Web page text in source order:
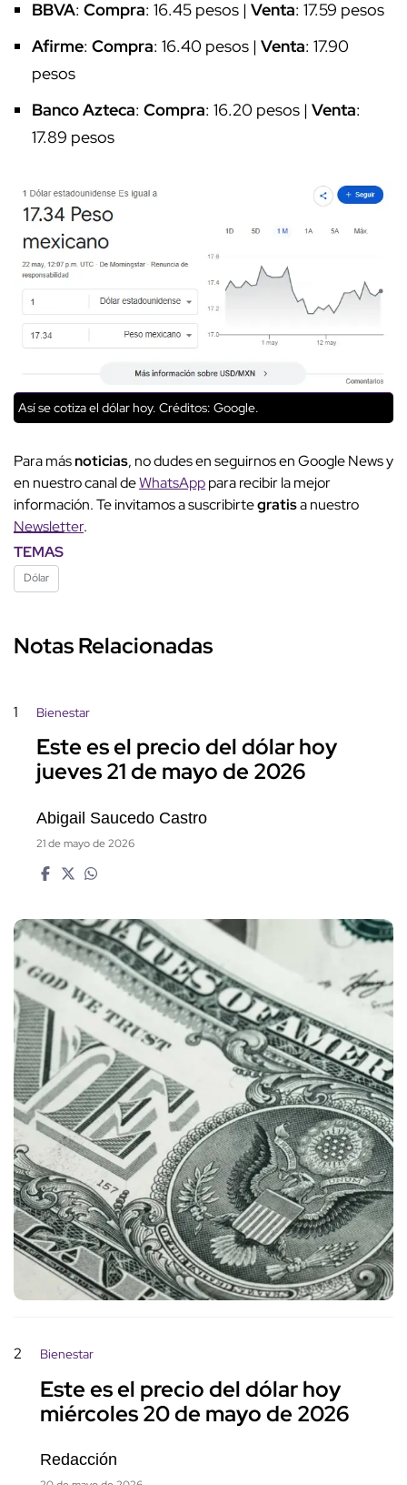
BBVA: Compra: 16.45 pesos | Venta: 17.59 pesos
Afirme: Compra: 16.40 pesos | Venta: 17.90
pesos
Banco Azteca: Compra: 16.20 pesos | Venta:
17.89 pesos
Así se cotiza el dólar hoy. Créditos: Google.
Para másnoticias, no dudes en seguirnos en Google News y
en nuestro canal deWhatsApppara recibir la mejor
información. Te invitamos a suscribirtegratisa nuestro
Newsletter.
TEMAS
Dólar
Notas Relacionadas
1 Bienestar
Este es el precio del dólar hoy
jueves 21 de mayo de 2026
Abigail Saucedo Castro
21 de mayo de 2026
2 Bienestar
Este es el precio del dólar hoy
miércoles 20 de mayo de 2026
Redacción